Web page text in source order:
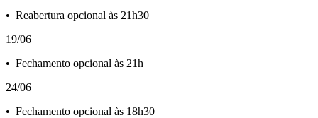
•⁠ ⁠Reabertura opcional às 21h30
19/06
•⁠ ⁠Fechamento opcional às 21h
24/06
•⁠ ⁠Fechamento opcional às 18h30